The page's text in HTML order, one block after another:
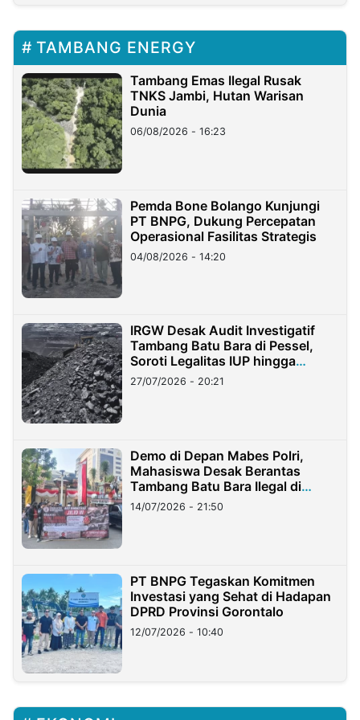
TAMBANG ENERGY
Tambang Emas Ilegal Rusak
TNKS Jambi, Hutan Warisan
Dunia
06/08/2026 - 16:23
Pemda Bone Bolango Kunjungi
PT BNPG, Dukung Percepatan
Operasional Fasilitas Strategis
04/08/2026 - 14:20
IRGW Desak Audit Investigatif
Tambang Batu Bara di Pessel,
Soroti Legalitas IUP hingga
Stockpile
27/07/2026 - 20:21
Demo di Depan Mabes Polri,
Mahasiswa Desak Berantas
Tambang Batu Bara Ilegal di
Lampung
14/07/2026 - 21:50
PT BNPG Tegaskan Komitmen
Investasi yang Sehat di Hadapan
DPRD Provinsi Gorontalo
12/07/2026 - 10:40